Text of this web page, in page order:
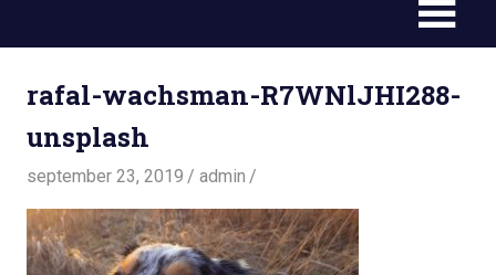
rafal-wachsman-R7WNlJHI288-
unsplash
september 23, 2019 admin